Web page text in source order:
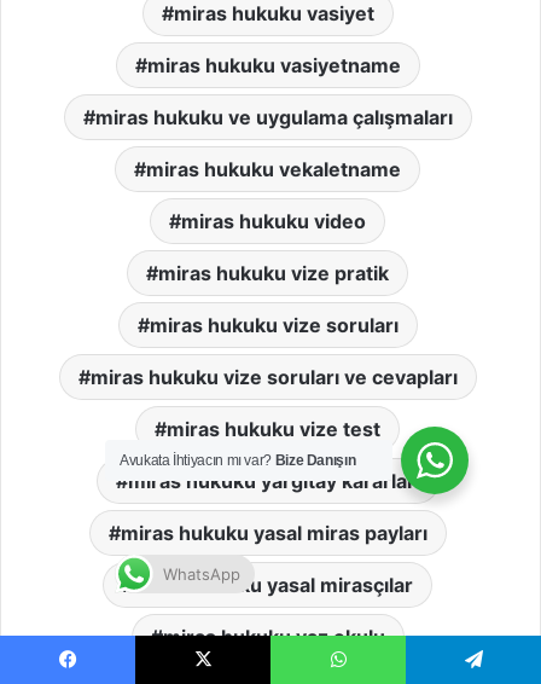
miras hukuku vasiyet
miras hukuku vasiyetname
miras hukuku ve uygulama çalışmaları
miras hukuku vekaletname
miras hukuku video
miras hukuku vize pratik
miras hukuku vize soruları
miras hukuku vize soruları ve cevapları
miras hukuku vize test
miras hukuku yargıtay kararları
miras hukuku yasal miras payları
miras hukuku yasal mirasçılar
miras hukuku yaz okulu
Avukata İhtiyacın mı var? Bize Danışın
WhatsApp